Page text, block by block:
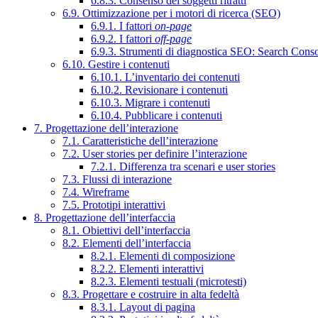
6.9. Ottimizzazione per i motori di ricerca (SEO)
6.9.1. I fattori on-page
6.9.2. I fattori off-page
6.9.3. Strumenti di diagnostica SEO: Search
6.10. Gestire i contenuti
6.10.1. L’inventario dei contenuti
6.10.2. Revisionare i contenuti
6.10.3. Migrare i contenuti
6.10.4. Pubblicare i contenuti
7. Progettazione dell’interazione
7.1. Caratteristiche dell’interazione
7.2. User stories per definire l’interazione
7.2.1. Differenza tra scenari e user stories
7.3. Flussi di interazione
7.4. Wireframe
7.5. Prototipi interattivi
8. Progettazione dell’interfaccia
8.1. Obiettivi dell’interfaccia
8.2. Elementi dell’interfaccia
8.2.1. Elementi di composizione
8.2.2. Elementi interattivi
8.2.3. Elementi testuali (microtesti)
8.3. Progettare e costruire in alta fedeltà
8.3.1. Layout di pagina